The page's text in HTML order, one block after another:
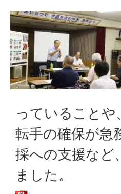
っていること
転手の確保が急
採への支援など
ました。